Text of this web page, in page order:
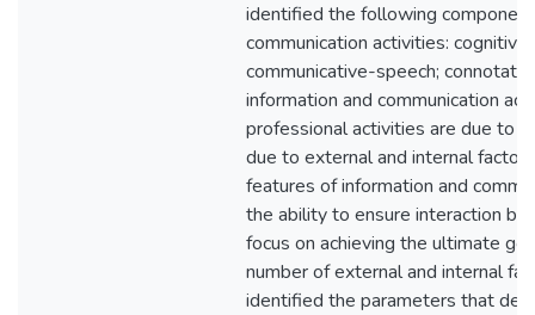
identified the following
communication activities:
communicative-speech;
information and communication
professional activities are due to
due to external and internal
features of information and
the ability to ensure interaction
focus on achieving the ultimate
number of external and internal
identified the parameters that